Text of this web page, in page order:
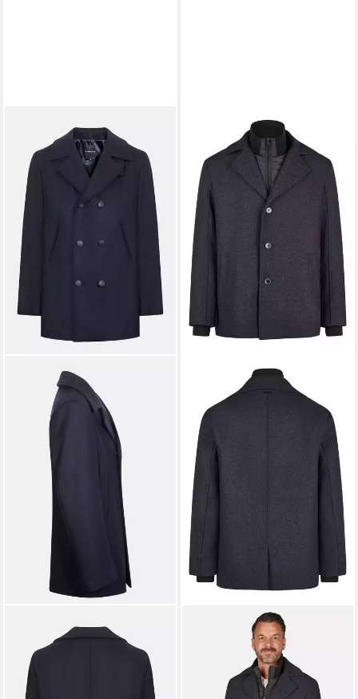
ARMOR LUXCabanjacke
Armor Lux Caban Herren
359,00 €
Funktionsjacke
Cabanjacke in Wolloptik
UVP229,99 €